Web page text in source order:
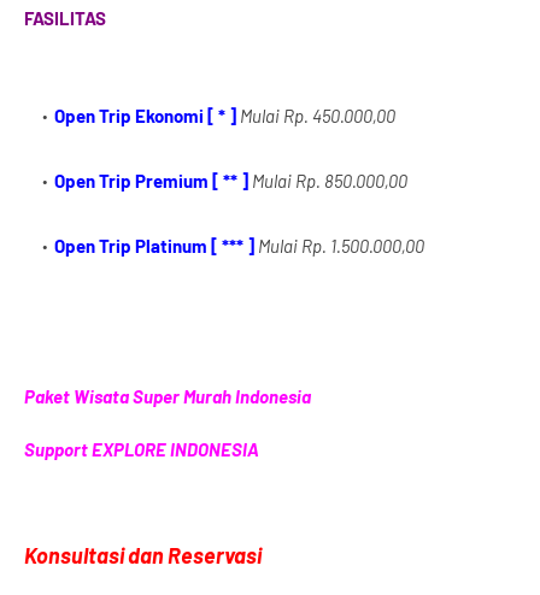
FASILITAS
Open Trip Ekonomi [ * ] Mulai Rp. 450.000,00
Open Trip Premium [ ** ] Mulai Rp. 850.000,00
Open Trip Platinum [ *** ] Mulai Rp. 1.500.000,00
Paket Wisata Super Murah Indonesia
Support EXPLORE INDONESIA
Konsultasi dan Reservasi